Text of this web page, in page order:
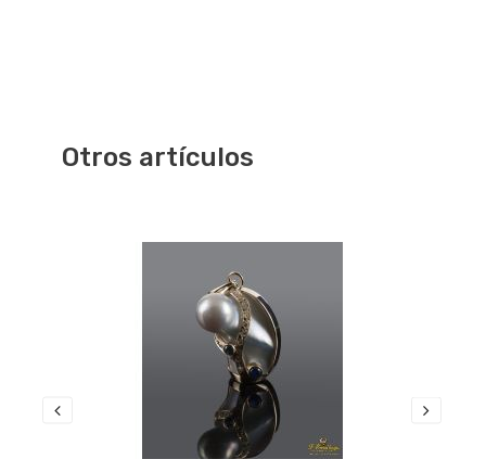
Otros artículos